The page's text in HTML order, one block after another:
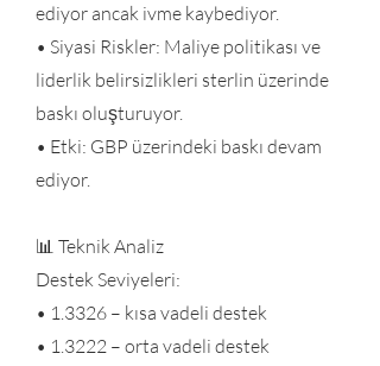
ediyor ancak ivme kaybediyor.
• Siyasi Riskler: Maliye politikası ve
liderlik belirsizlikleri sterlin üzerinde
baskı oluşturuyor.
• Etki: GBP üzerindeki baskı devam
ediyor.
📊 Teknik Analiz
Destek Seviyeleri:
• 1.3326 – kısa vadeli destek
• 1.3222 – orta vadeli destek